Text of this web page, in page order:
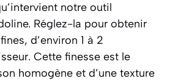
notre outil
Réglez-la pour obtenir
d’environ 1 à 2
Cette finesse est le
homogène et d’une texture